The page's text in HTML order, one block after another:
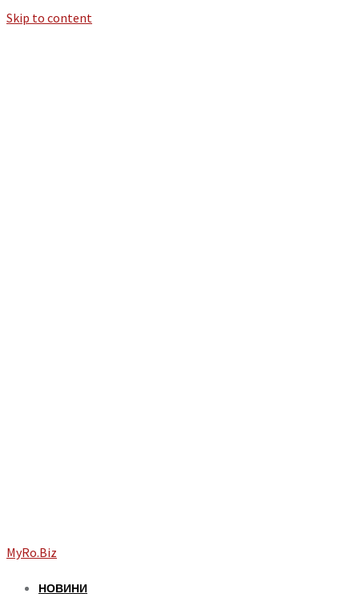
Skip to content
MyRo.Biz
НОВИНИ